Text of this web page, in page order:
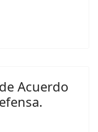
Acuerdo